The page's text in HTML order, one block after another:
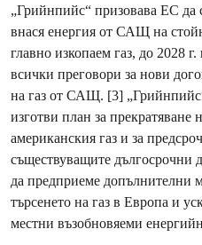
„Грийнпийс“ призовава ЕС да
внася енергия от САЩ на
главно изкопаем газ, до 2028
всички преговори за нови
на газ от САЩ. [3]
изготви план за прекратяване
американския газ и за
съществуващите дългосрочни
да предприеме допълнителни
търсенето на газ в Европа и
местни възобновяеми